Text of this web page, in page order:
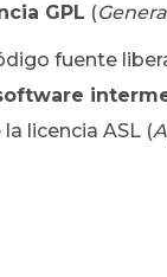
GPL (
fuente
la licencia ASL (